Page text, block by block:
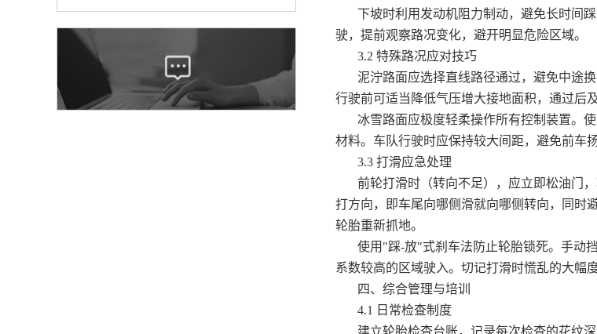
下坡时利用发动机阻力制动，避免长时间踩
驶，提前观察路况变化，避开明显危险区域。
3.2 特殊路况应对技巧
泥泞路面应选择直线路径通过，避免中途换
行驶前可适当降低气压增大接地面积，通过后及
冰雪路面应极度轻柔操作所有控制装置。使
材料。车队行驶时应保持较大间距，避免前车
3.3 打滑应急处理
前轮打滑时（转向不足），应立即松油门，
打方向，即车尾向哪侧滑就向哪侧转向，同时
轮胎重新抓地。
使用"踩-放"式刹车法防止轮胎锁死。手动挡
系数较高的区域驶入。切记打滑时慌乱的大幅
四、综合管理与培训
4.1 日常检查制度
建立轮胎检查台账，记录每次检查的花纹深